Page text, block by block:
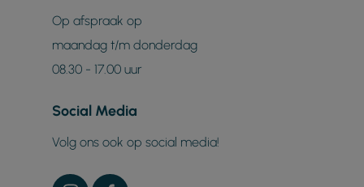
Op afspraak op
maandag t/m donderdag
08.30 - 17.00 uur
Social Media
Volg ons ook op social media!